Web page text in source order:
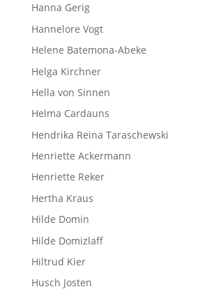
Hanna Gerig
Hannelore Vogt
Helene Batemona-Abeke
Helga Kirchner
Hella von Sinnen
Helma Cardauns
Hendrika Reina Taraschewski
Henriette Ackermann
Henriette Reker
Hertha Kraus
Hilde Domin
Hilde Domizlaff
Hiltrud Kier
Husch Josten